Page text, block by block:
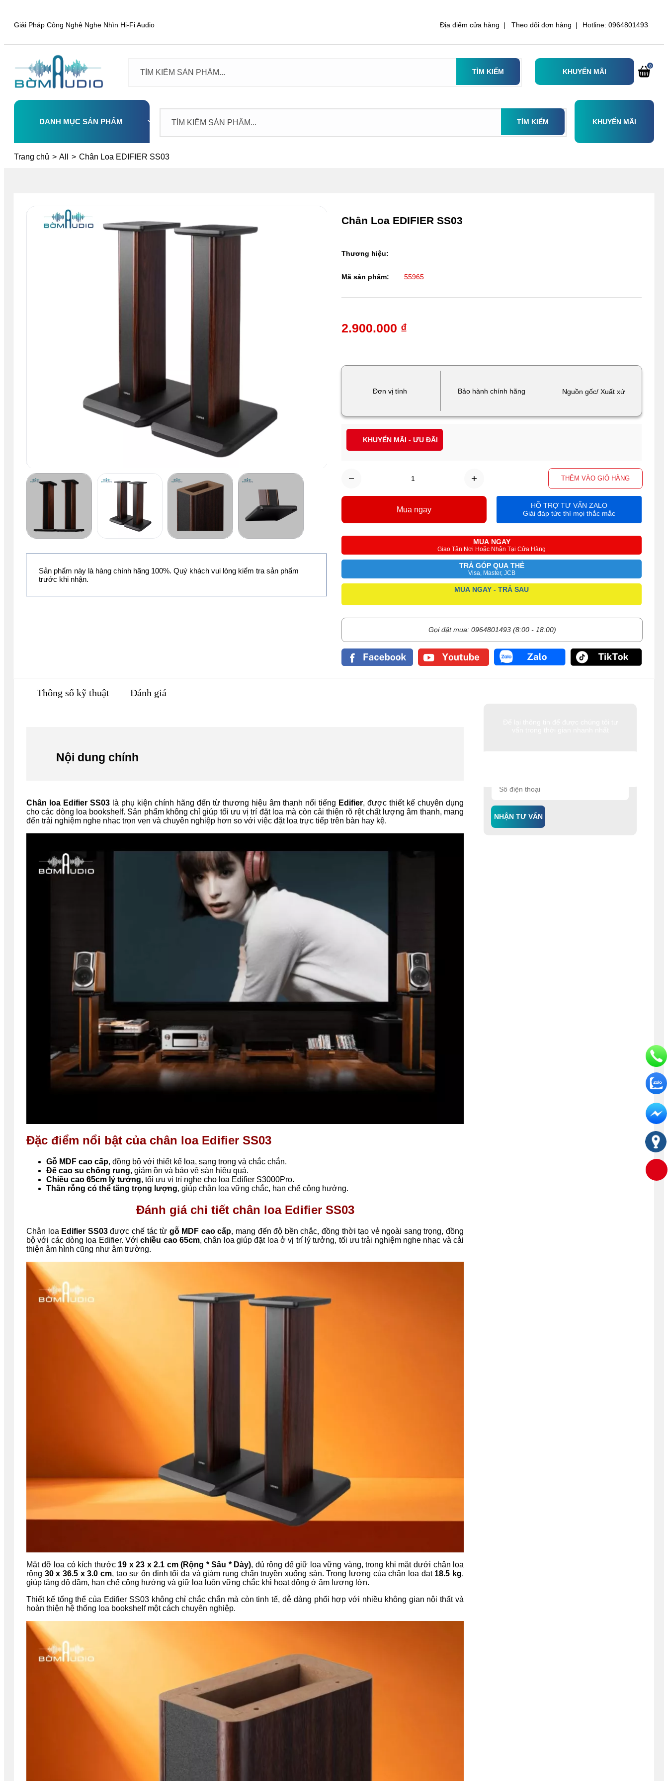
Giải Pháp Công Nghệ Nghe Nhìn Hi-Fi Audio Địa điểm cửa hàng | Theo dõi đơn hàng | Hotline: 0964801493
TÌM KIẾM KHUYẾN MÃI
0
DANH MỤC SẢN PHẨM
Select TÌM KIẾM KHUYẾN MÃI
Trang chủ > All > Chân Loa EDIFIER SS03
Đơn vị tính Bảo hành chính hãng Nguồn gốc/ Xuất xứ
Chân Loa EDIFIER SS03
THÊM VÀO GIỎ HÀNG
MUA NGAY
Giao Tận Nơi Hoặc Nhận Tại Cửa Hàng
TRẢ GÓP QUA THẺ
Visa, Master, JCB
MUA NGAY - TRẢ SAU
Gọi đặt mua: 0964801493 (8:00 - 18:00)
2.900.000 ₫
Thương hiệu:
Mã sản phẩm: 55965
Mua ngay
HỖ TRỢ TƯ VẤN ZALO
Giải đáp tức thì mọi thắc mắc
KHUYẾN MÃI - ƯU ĐÃI
Sản phẩm này là hàng chính hãng 100%. Quý khách vui lòng kiểm tra sản phẩm
trước khi nhận.
NHẬN TƯ VẤN
Thông số kỹ thuật Đánh giá
Nội dung chính
Chân loa Edifier SS03 là phụ kiện chính hãng đến từ thương hiệu âm thanh nổi tiếng Edifier, được thiết kế chuyên dụng
cho các dòng loa bookshelf. Sản phẩm không chỉ giúp tối ưu vị trí đặt loa mà còn cải thiện rõ rệt chất lượng âm thanh, mang
đến trải nghiệm nghe nhạc trọn vẹn và chuyên nghiệp hơn so với việc đặt loa trực tiếp trên bàn hay kệ.
Đặc điểm nổi bật của chân loa Edifier SS03
Gỗ MDF cao cấp, đồng bộ với thiết kế loa, sang trọng và chắc chắn.
Đế cao su chống rung, giảm ồn và bảo vệ sàn hiệu quả.
Chiều cao 65cm lý tưởng, tối ưu vị trí nghe cho loa Edifier S3000Pro.
Thân rỗng có thể tăng trọng lượng, giúp chân loa vững chắc, hạn chế cộng hưởng.
Đánh giá chi tiết chân loa Edifier SS03
Chân loa Edifier SS03được chế tác từ gỗ MDF cao cấp, mang đến độ bền chắc, đồng thời tạo vẻ ngoài sang trọng, đồng
bộ với các dòng loa Edifier. Vớichiều cao 65cm, chân loa giúp đặt loa ở vị trí lý tưởng, tối ưu trải nghiệm nghe nhạc và cải
thiện âm hình cũng như âm trường.
Mặt đỡ loa có kích thước 19 x 23 x 2.1 cm (Rộng * Sâu * Dày), đủ rộng để giữ loa vững vàng, trong khi mặt dưới chân loa
rộng 30 x 36.5 x 3.0 cm, tạo sự ổn định tối đa và giảm rung chấn truyền xuống sàn. Trọng lượng của chân loa đạt 18.5 kg,
giúp tăng độ đầm, hạn chế cộng hưởng và giữ loa luôn vững chắc khi hoạt động ở âm lượng lớn.
Thiết kế tổng thể của Edifier SS03 không chỉ chắc chắn mà còn tinh tế, dễ dàng phối hợp với nhiều không gian nội thất và
hoàn thiện hệ thống loa bookshelf một cách chuyên nghiệp.